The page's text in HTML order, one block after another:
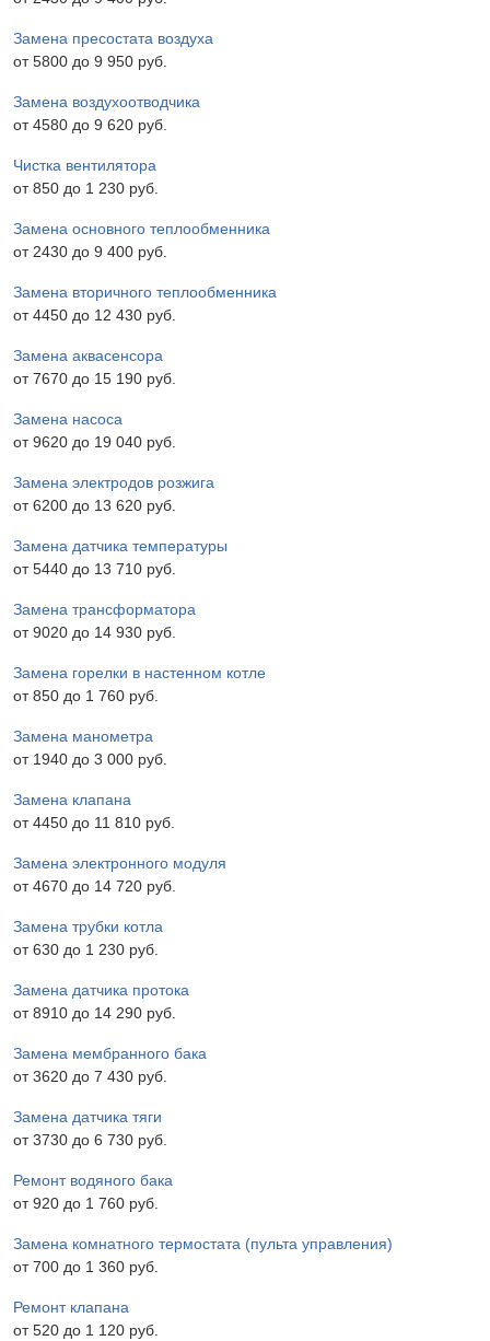
Замена пресостата воздуха
от 5800 до 9 950 pyб.
Замена воздухоотводчика
от 4580 до 9 620 pyб.
Чистка вентилятора
от 850 до 1 230 pyб.
Замена основного теплообменника
от 2430 до 9 400 pyб.
Замена вторичного теплообменника
от 4450 до 12 430 pyб.
Замена аквасенсора
от 7670 до 15 190 pyб.
Замена насоса
от 9620 до 19 040 pyб.
Замена электродов розжига
от 6200 до 13 620 pyб.
Замена датчика температуры
от 5440 до 13 710 pyб.
Замена трансформатора
от 9020 до 14 930 pyб.
Замена горелки в настенном котле
от 850 до 1 760 pyб.
Замена манометра
от 1940 до 3 000 pyб.
Замена клапана
от 4450 до 11 810 pyб.
Замена электронного модуля
от 4670 до 14 720 pyб.
Замена трубки котла
от 630 до 1 230 pyб.
Замена датчика протока
от 8910 до 14 290 pyб.
Замена мембранного бака
от 3620 до 7 430 pyб.
Замена датчика тяги
от 3730 до 6 730 pyб.
Ремонт водяного бака
от 920 до 1 760 pyб.
Замена комнатного термостата (пульта управления)
от 700 до 1 360 pyб.
Ремонт клапана
от 520 до 1 120 pyб.